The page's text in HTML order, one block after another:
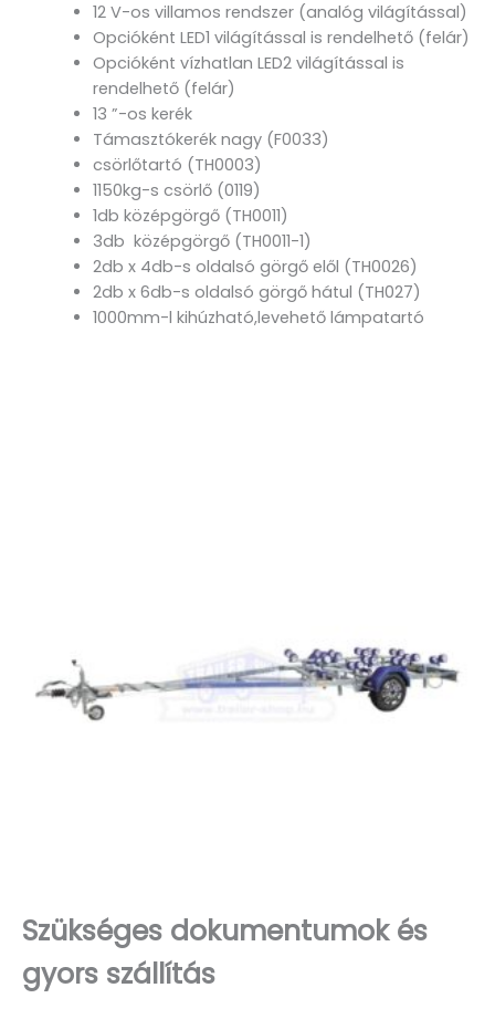
12 V-os villamos rendszer (analóg világítással)
Opcióként LED1 világítással is rendelhető (felár)
Opcióként vízhatlan LED2 világítással is
rendelhető (felár)
13 ”-os kerék
Támasztókerék nagy (F0033)
csörlőtartó (TH0003)
1150kg-s csörlő (0119)
1db középgörgő (TH0011)
3db középgörgő (TH0011-1)
2db x 4db-s oldalsó görgő elől (TH0026)
2db x 6db-s oldalsó görgő hátul (TH027)
1000mm-l kihúzható,levehető lámpatartó
Szükséges dokumentumok és
gyors szállítás